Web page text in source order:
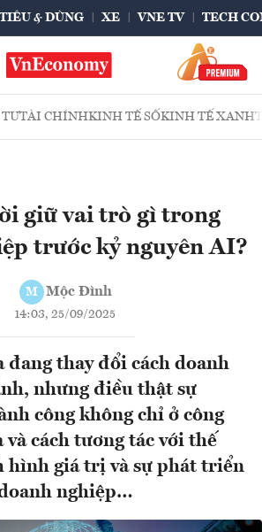
TIÊU & DÙNG XE VNE TV TECH
TÀI CHÍNHKINH TẾ SỐKINH TẾ XANH
giữ vai trò gì trong
trước kỷ nguyên AI?
M Mộc Đình
14:03, 25/09/2025
đang thay đổi cách doanh
nhưng điều thật sự
công không chỉ ở công
và cách tương tác với thế
hình giá trị và sự phát triển
nghiệp…